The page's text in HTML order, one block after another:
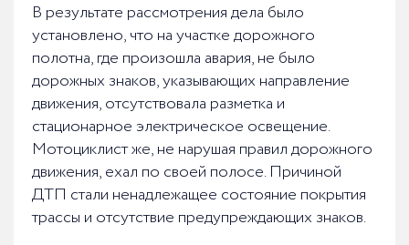
В результате рассмотрения дела было
установлено, что на участке дорожного
полотна, где произошла авария, не было
дорожных знаков, указывающих направление
движения, отсутствовала разметка и
стационарное электрическое освещение.
Мотоциклист же, не нарушая правил дорожного
движения, ехал по своей полосе. Причиной
ДТП стали ненадлежащее состояние покрытия
трассы и отсутствие предупреждающих знаков.